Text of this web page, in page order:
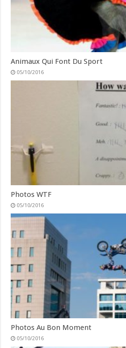
Animaux Qui Font Du Sport
05/10/2016
Photos WTF
05/10/2016
Photos Au Bon Moment
05/10/2016